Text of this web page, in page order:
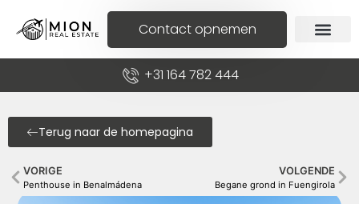
Contact opnemen
+31 164 782 444
Terug naar de homepagina
VORIGE
Penthouse in Benalmádena
VOLGENDE
Begane grond in Fuengirola